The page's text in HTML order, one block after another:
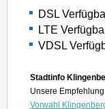
DSL
LTE
VDSL
Stadtinfo
Unsere Empfehlung
Vorwahl